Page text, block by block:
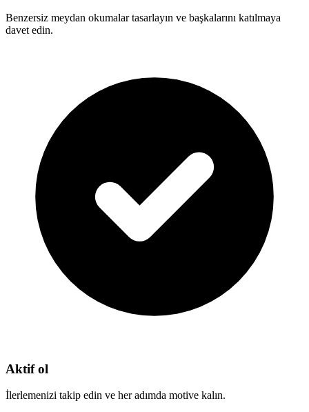
Benzersiz meydan okumalar tasarlayın ve başkalarını katılmaya
davet edin.
Aktif ol
İlerlemenizi takip edin ve her adımda motive kalın.